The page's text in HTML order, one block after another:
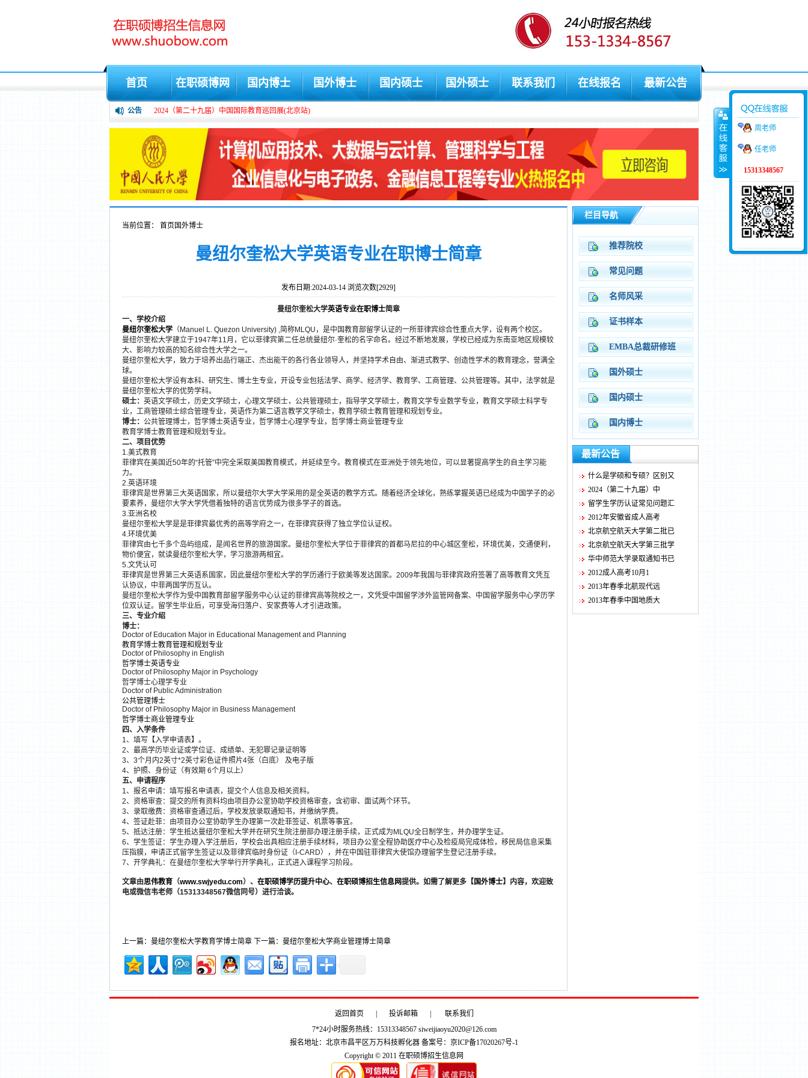
首页 在职硕博网 国内博士 国外博士 国内硕士 国外硕士 联系我们 在线报名 最新公告
公告 2024（第二十九届）中国国际教育巡回展(北京站)
栏目导航
推荐院校
常见问题
名师风采
证书样本
EMBA总裁研修班
国外硕士
国内硕士
国内博士
最新公告
什么是学硕和专硕？区别又
2024（第二十九届）中
留学生学历认证常见问题汇
2012年安徽省成人高考
北京航空航天大学第二批已
北京航空航天大学第三批学
华中师范大学录取通知书已
2012成人高考10月1
2013年春季北航现代远
2013年春季中国地质大
当前位置： 首页 国外博士
曼纽尔奎松大学英语专业在职博士简章
发布日期:2024-03-14 浏览次数[2929]
曼纽尔奎松大学英语专业在职博士简章
一、学校介绍
曼纽尔奎松大学 （Manuel L. Quezon University) ,简称MLQU，是中国教育部留学认证的一所菲律宾综合性重点大学，设有两个校区。
曼纽尔奎松大学建立于1947年11月，它以菲律宾第二任总统曼纽尔·奎松的名字命名。经过不断地发展，学校已经成为东南亚地区规模较
大、影响力较高的知名综合性大学之一。
曼纽尔奎松大学，致力于培养出品行端正、杰出能干的各行各业领导人，并坚持学术自由、渐进式教学、创造性学术的教育理念，誉满全
球。
曼纽尔奎松大学设有本科、研究生、博士生专业，开设专业包括法学、商学、经济学、教育学、工商管理、公共管理等。其中，法学就是
曼纽尔奎松大学的优势学科。
硕士： 英语文学硕士，历史文学硕士，心理文学硕士，公共管理硕士，指导学文学硕士，教育文学专业数学专业，教育文学硕士科学专
业，工商管理硕士综合管理专业，英语作为第二语言教学文学硕士，教育学硕士教育管理和规划专业。
博士： 公共管理博士，哲学博士英语专业，哲学博士心理学专业，哲学博士商业管理专业
教育学博士教育管理和规划专业。
二、项目优势
1.美式教育
菲律宾在美国近50年的“托管”中完全采取美国教育模式，并延续至今。教育模式在亚洲处于领先地位，可以显著提高学生的自主学习能
力。
2.英语环境
菲律宾是世界第三大英语国家，所以曼纽尔大学大学采用的是全英语的教学方式。随着经济全球化，熟练掌握英语已经成为中国学子的必
要素养，曼纽尔大学大学凭借着独特的语言优势成为很多学子的首选。
3.亚洲名校
曼纽尔奎松大学是是菲律宾最优秀的高等学府之一，在菲律宾获得了独立学位认证权。
4.环境优美
菲律宾由七千多个岛屿组成，是闻名世界的旅游国家。曼纽尔奎松大学位于菲律宾的首都马尼拉的中心城区奎松，环境优美，交通便利，
物价便宜，就读曼纽尔奎松大学，学习旅游两相宜。
5.文凭认可
菲律宾是世界第三大英语系国家，因此曼纽尔奎松大学的学历通行于欧美等发达国家。2009年我国与菲律宾政府签署了高等教育文凭互
认协议，中菲两国学历互认。
曼纽尔奎松大学作为受中国教育部留学服务中心认证的菲律宾高等院校之一，文凭受中国留学涉外监管网备案、中国留学服务中心学历学
位双认证。留学生毕业后，可享受海归落户、安家费等人才引进政策。
三、专业介绍
博士：
Doctor of Education Major in Educational Management and Planning
教育学博士教育管理和规划专业
Doctor of Philosophy in English
哲学博士英语专业
Doctor of Philosophy Major in Psychology
哲学博士心理学专业
Doctor of Public Administration
公共管理博士
Doctor of Philosophy Major in Business Management
哲学博士商业管理专业
四、入学条件
1、填写【入学申请表】。
2、最高学历毕业证或学位证、成绩单、无犯罪记录证明等
3、3个月内2英寸*2英寸彩色证件照片4张（白底） 及电子版
4、护照、身份证（有效期 6个月以上）
五、申请程序
1、报名申请：填写报名申请表，提交个人信息及相关资料。
2、资格审查：提交的所有资料均由项目办公室协助学校资格审查，含初审、面试两个环节。
3、录取缴费：资格审查通过后，学校发放录取通知书，并缴纳学费。
4、签证赴菲：由项目办公室协助学生办理第一次赴菲签证、机票等事宜。
5、抵达注册：学生抵达曼纽尔奎松大学并在研究生院注册部办理注册手续，正式成为MLQU全日制学生，并办理学生证。
6、学生签证：学生办理入学注册后，学校会出具相应注册手续材料，项目办公室全程协助医疗中心及检疫局完成体检，移民局信息采集
压指膜，申请正式留学生签证以及菲律宾临时身份证（I-CARD），并在中国驻菲律宾大使馆办理留学生登记注册手续。
7、开学典礼：在曼纽尔奎松大学举行开学典礼，正式进入课程学习阶段。
文章由思伟教育 （www.swjyedu.com）、 在职硕博学历提升中心、 在职硕博招生信息网提供。如需了解更多【国外博士】内容，欢迎致
电或微信韦老师（15313348567微信同号）进行洽谈。
上一篇：曼纽尔奎松大学教育学博士简章 下一篇：曼纽尔奎松大学商业管理博士简章
返回首页 投诉邮箱
联系我们
7*24小时服务热线：15313348567 siweijiaoyu2020@126.com
报名地址：北京市昌平区万万科技孵化器 备案号： 京ICP备17020267号-1
Copyright © 2011 在职硕博招生信息网
周老师
任老师
15313348567